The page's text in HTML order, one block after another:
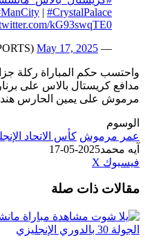
| #CrystalPalace
kG93swqTE0
— beIN SPORTS (@beINSPORTS)
May 17, 2025
واحتسب حكم المباراة ركلة
مرموش على يمين الحارس
الوسوم
عمر مرموش كأس الاتحاد
آيه محمد2025-05-17
فيسبوك ‫X
البريد
مقالات ذات صلة